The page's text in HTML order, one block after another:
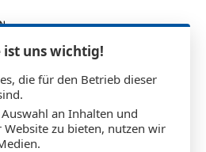
uns wichtig!
die für den Betrieb dieser
an Inhalten und
zu bieten, nutzen wir